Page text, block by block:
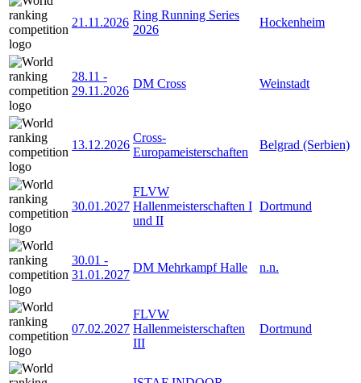
21.11.2026
Ring Running Series
2026
Hockenheim
28.11 -
29.11.2026
DM Cross Weinstadt
13.12.2026
Cross-
Europameisterschaften
Belgrad (Serbien)
30.01.2027
FLVW
Hallenmeisterschaften I
und II
Dortmund
30.01 -
31.01.2027
DM Mehrkampf Halle n.n.
07.02.2027
FLVW
Hallenmeisterschaften
III
Dortmund